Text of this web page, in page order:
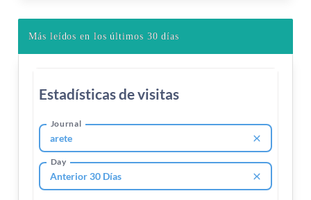
Más leídos en los últimos 30 días